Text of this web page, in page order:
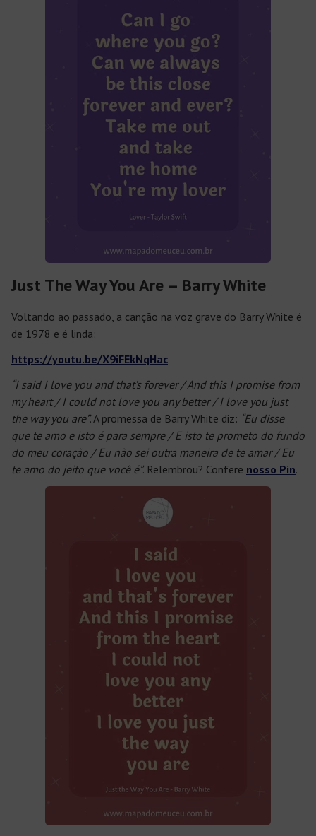
Just The Way You Are – Barry White
Voltando ao passado, a canção na voz grave do Barry White é
de 1978 e é linda:
https://youtu.be/X9iFEkNqHac
“I said I love you and that’s forever / And this I promise from
my heart / I could not love you any better / I love you just
the way you are”. A promessa de Barry White diz: “Eu disse
que te amo e isto é para sempre / E isto te prometo do fundo
do meu coração / Eu não sei outra maneira de te amar / Eu
te amo do jeito que você é”. Relembrou? Confere nosso Pin.